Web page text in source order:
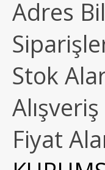
Adres
Stok
Fiyat